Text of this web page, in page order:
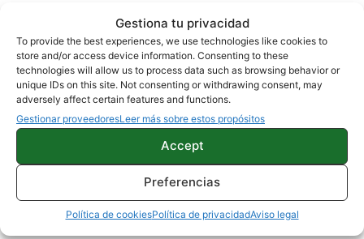
Gestiona tu privacidad
To provide the best experiences, we use technologies like cookies to
store and/or access device information. Consenting to these
technologies will allow us to process data such as browsing behavior or
unique IDs on this site. Not consenting or withdrawing consent, may
adversely affect certain features and functions.
Gestionar proveedoresLeer más sobre estos propósitos
Accept
Preferencias
Política de cookiesPolítica de privacidadAviso legal
apertura focal f/1.7, Dual Pixel, láser autofocus,
EIS y Flash Dual LED
Cámara frontal de 5 megapíxeles f/2.0
eSIM(no cuenta con ranura para tarjetas SIM)
NFC, Bluetooth 5.0
Batería de 2.510 mAh
Carga rápida TurboPower de 15W
Dimensiones desplegado: 172 × 72× 6,9
milímetros (14 mm si contamos la barbilla)